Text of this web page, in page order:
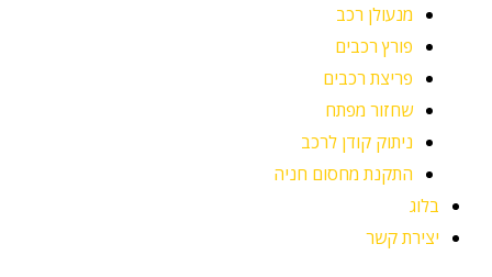
מנעולן רכב
פורץ רכבים
פריצת רכבים
שחזור מפתח
ניתוק קודן לרכב
התקנת מחסום חניה
בלוג
יצירת קשר